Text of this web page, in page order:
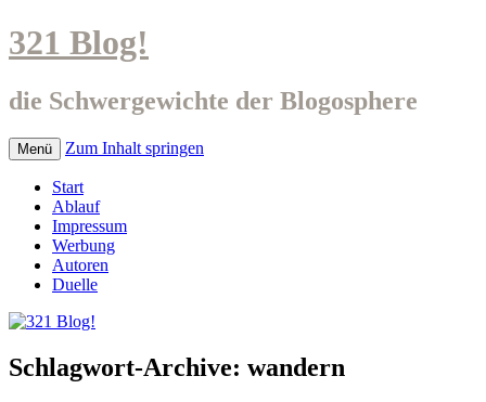
321 Blog!
die Schwergewichte der Blogosphere
Menü Zum Inhalt springen
Start
Ablauf
Impressum
Werbung
Autoren
Duelle
Schlagwort-Archive: wandern